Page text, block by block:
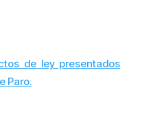
de ley presentados
Paro.